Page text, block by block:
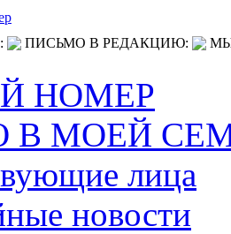
ПИСЬМО В РЕДАКЦИЮ:
НОМЕР
В МОЕЙ
лица
новости